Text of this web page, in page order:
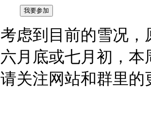
我要参加
考虑到目前的雪况，
六月底或七月初，本
请关注网站和群里的